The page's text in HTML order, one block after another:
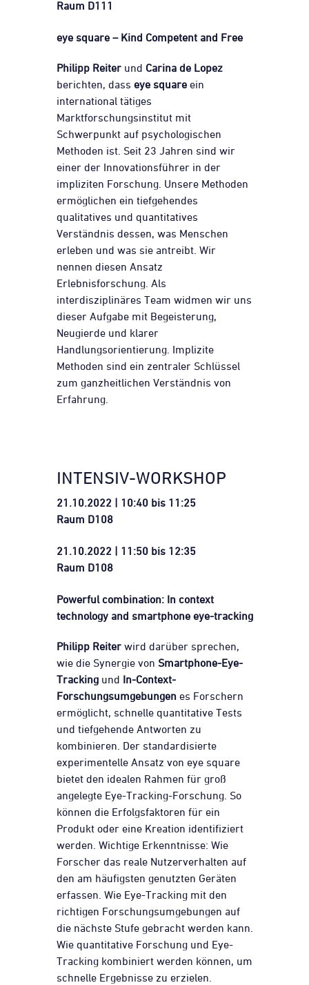
Raum D111
eye square – Kind Competent and Free
Philipp Reiterund Carina de Lopez
berichten, dass eye squareein
international tätiges
Marktforschungsinstitut mit
Schwerpunkt auf psychologischen
Methoden ist. Seit 23 Jahren sind wir
einer der Innovationsführer in der
impliziten Forschung. Unsere Methoden
ermöglichen ein tiefgehendes
qualitatives und quantitatives
Verständnis dessen, was Menschen
erleben und was sie antreibt. Wir
nennen diesen Ansatz
Erlebnisforschung. Als
interdisziplinäres Team widmen wir uns
dieser Aufgabe mit Begeisterung,
Neugierde und klarer
Handlungsorientierung. Implizite
Methoden sind ein zentraler Schlüssel
zum ganzheitlichen Verständnis von
Erfahrung.
INTENSIV-WORKSHOP
21.10.2022 | 10:40 bis 11:25
Raum D108
21.10.2022 | 11:50 bis 12:35
Raum D108
Powerful combination: In context
technology and smartphone eye-tracking
Philipp Reiterwird darüber sprechen,
wie die Synergie von Smartphone-Eye-
Trackingund In-Context-
Forschungsumgebungenes Forschern
ermöglicht, schnelle quantitative Tests
und tiefgehende Antworten zu
kombinieren. Der standardisierte
experimentelle Ansatz von eye square
bietet den idealen Rahmen für groß
angelegte Eye-Tracking-Forschung. So
können die Erfolgsfaktoren für ein
Produkt oder eine Kreation identifiziert
werden. Wichtige Erkenntnisse: Wie
Forscher das reale Nutzerverhalten auf
den am häufigsten genutzten Geräten
erfassen. Wie Eye-Tracking mit den
richtigen Forschungsumgebungen auf
die nächste Stufe gebracht werden kann.
Wie quantitative Forschung und Eye-
Tracking kombiniert werden können, um
schnelle Ergebnisse zu erzielen.